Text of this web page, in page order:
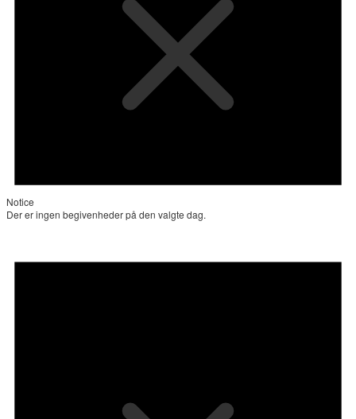
Notice
Der er ingen begivenheder på den valgte dag.